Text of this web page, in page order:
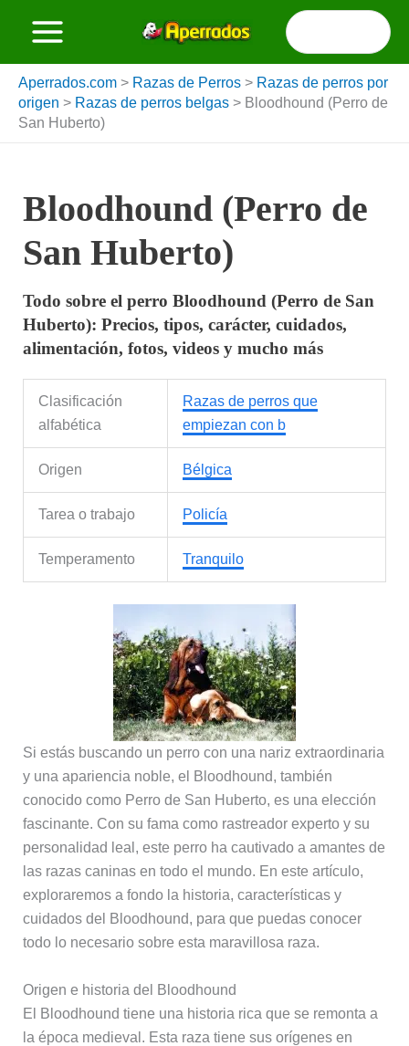
Buscar
por:
Aperrados.com > Razas de Perros > Razas de perros por
origen > Razas de perros belgas > Bloodhound (Perro de
San Huberto)
Bloodhound (Perro de
San Huberto)
Todo sobre el perro Bloodhound (Perro de San
Huberto): Precios, tipos, carácter, cuidados,
alimentación, fotos, videos y mucho más
Clasificación
alfabética
Razas de perros que
empiezan con b
Origen Bélgica
Tarea o trabajo Policía
Temperamento Tranquilo
Si estás buscando un perro con una nariz extraordinaria
y una apariencia noble, el Bloodhound, también
conocido como Perro de San Huberto, es una elección
fascinante. Con su fama como rastreador experto y su
personalidad leal, este perro ha cautivado a amantes de
las razas caninas en todo el mundo. En este artículo,
exploraremos a fondo la historia, características y
cuidados del Bloodhound, para que puedas conocer
todo lo necesario sobre esta maravillosa raza.
Origen e historia del Bloodhound
El Bloodhound tiene una historia rica que se remonta a
la época medieval. Esta raza tiene sus orígenes en